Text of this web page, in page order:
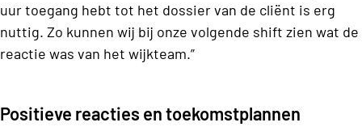
uur toegang hebt tot het dossier van de cliënt is erg
nuttig. Zo kunnen wij bij onze volgende shift zien wat de
reactie was van het wijkteam.”
Positieve reacties en toekomstplannen